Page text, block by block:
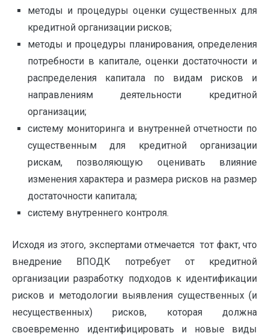
методы и процедуры оценки существенных для
кредитной организации рисков;
методы и процедуры планирования, определения
потребности в капитале, оценки достаточности и
распределения капитала по видам рисков и
направлениям деятельности кредитной
организации;
систему мониторинга и внутренней отчетности по
существенным для кредитной организации
рискам, позволяющую оценивать влияние
изменения характера и размера рисков на размер
достаточности капитала;
систему внутреннего контроля.
Исходя из этого, экспертами отмечается тот факт, что
внедрение ВПОДК потребует от кредитной
организации разработку подходов к идентификации
рисков и методологии выявления существенных (и
несущественных) рисков, которая должна
своевременно идентифицировать и новые виды